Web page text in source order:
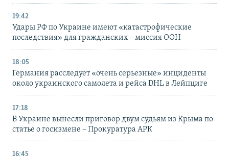
19:42
Удары РФ по Украине имеют «катастрофические
последствия» для гражданских – миссия ООН
18:05
Германия расследует «очень серьезные» инциденты
около украинского самолета и рейса DHL в Лейпциге
17:18
В Украине вынесли приговор двум судьям из Крыма по
статье о госизмене – Прокуратура АРК
16:45